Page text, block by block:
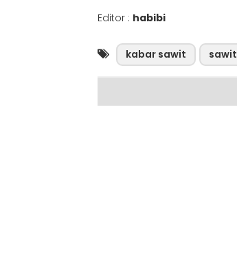
Editor : habibi
kabar sawit sawit